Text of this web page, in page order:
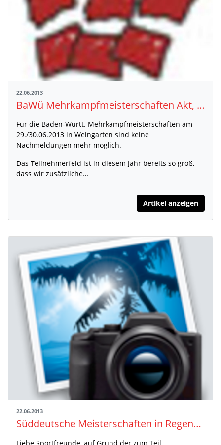
22.06.2013
BaWü Mehrkampfmeisterschaften Akt, U18
Für die Baden-Württ. Mehrkampfmeisterschaften am
29./30.06.2013 in Weingarten sind keine
Nachmeldungen mehr möglich.
Das Teilnehmerfeld ist in diesem Jahr bereits so groß,
dass wir zusätzliche…
Artikel anzeigen
22.06.2013
Süddeutsche Meisterschaften in Regensburg am 29./30.06.2013
Liebe Sportfreunde, auf Grund der zum Teil